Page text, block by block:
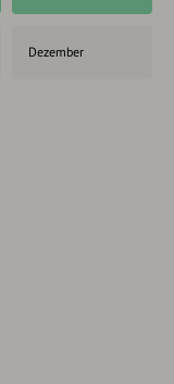
Dezember